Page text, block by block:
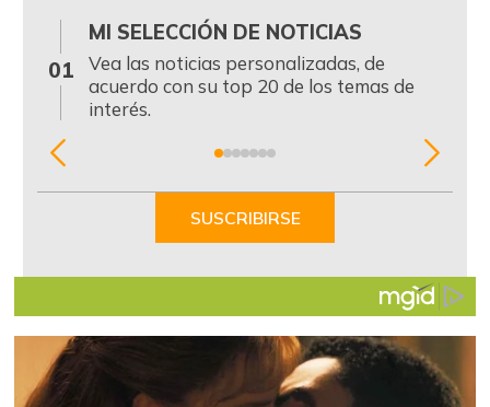
01
MI SELECCIÓN DE NOTICIAS
Vea las noticias personalizadas, de
acuerdo con su top 20 de los temas de
interés.
Item
SUSCRIBIRSE